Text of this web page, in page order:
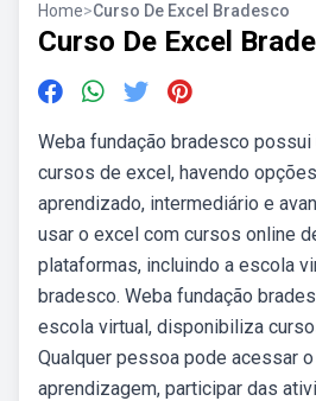
Home>Curso De Excel Bradesco
Curso De Excel
Weba fundação bradesco
cursos de excel, havendo
aprendizado, intermediário e
usar o excel com cursos online
plataformas, incluindo a escola
bradesco. Weba fundação
escola virtual, disponibiliza
Qualquer pessoa pode acessar
aprendizagem, participar das